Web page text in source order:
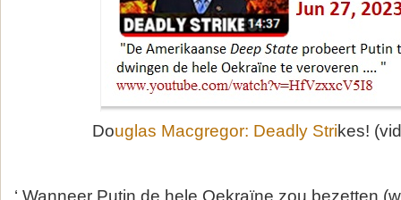
Douglas Macgregor: Deadly Strikes!
‘ Wanneer Putin de hele Oekraïne zou bezetten